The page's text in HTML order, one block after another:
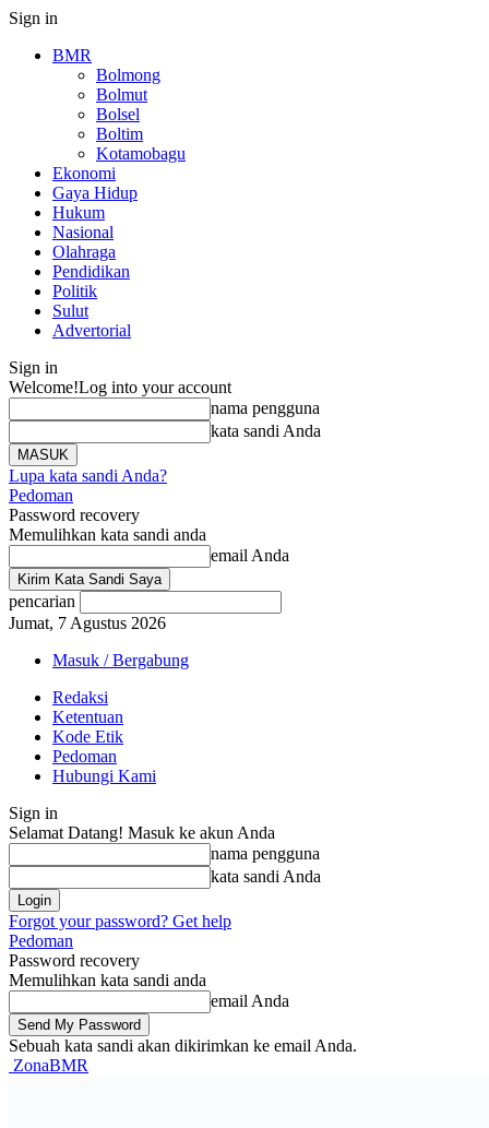
Sign in
BMR
Bolmong
Bolmut
Bolsel
Boltim
Kotamobagu
Ekonomi
Gaya Hidup
Hukum
Nasional
Olahraga
Pendidikan
Politik
Sulut
Advertorial
Sign in
Welcome!Log into your account
nama pengguna
kata sandi Anda
Lupa kata sandi Anda?
Pedoman
Password recovery
Memulihkan kata sandi anda
email Anda
pencarian
Jumat, 7 Agustus 2026
Masuk / Bergabung
Redaksi
Ketentuan
Kode Etik
Pedoman
Hubungi Kami
Sign in
Selamat Datang! Masuk ke akun Anda
nama pengguna
kata sandi Anda
Forgot your password? Get help
Pedoman
Password recovery
Memulihkan kata sandi anda
email Anda
Sebuah kata sandi akan dikirimkan ke email Anda.
ZonaBMR